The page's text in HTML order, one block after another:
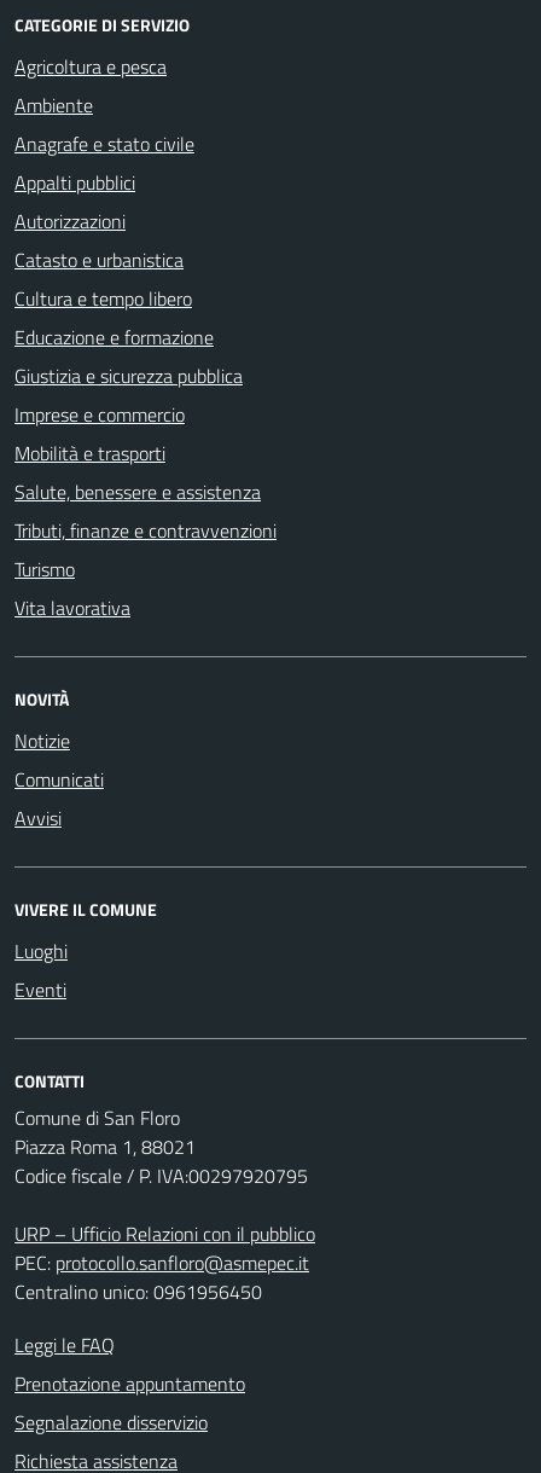
CATEGORIE DI SERVIZIO
Agricoltura e pesca
Ambiente
Anagrafe e stato civile
Appalti pubblici
Autorizzazioni
Catasto e urbanistica
Cultura e tempo libero
Educazione e formazione
Giustizia e sicurezza pubblica
Imprese e commercio
Mobilità e trasporti
Salute, benessere e assistenza
Tributi, finanze e contravvenzioni
Turismo
Vita lavorativa
NOVITÀ
Notizie
Comunicati
Avvisi
VIVERE IL COMUNE
Luoghi
Eventi
CONTATTI
Comune di San Floro
Piazza Roma 1, 88021
Codice fiscale / P. IVA:00297920795
URP – Ufficio Relazioni con il pubblico
PEC: protocollo.sanfloro@asmepec.it
Centralino unico: 0961956450
Leggi le FAQ
Prenotazione appuntamento
Segnalazione disservizio
Richiesta assistenza